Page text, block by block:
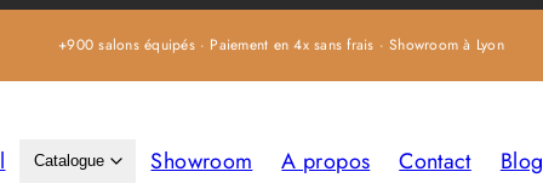
+900 salons équipés · Paiement en 4x sans frais · Showroom à Lyon
Catalogue Showroom A propos Contact Blog